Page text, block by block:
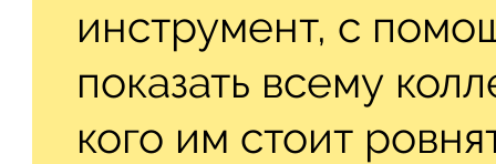
инструмент, с
показать всему
кого им стоит